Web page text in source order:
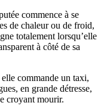
commence à se
de chaleur ou de froid,
totalement lorsqu’elle
à côté de sa
commande un taxi,
en grande détresse,
croyant mourir.